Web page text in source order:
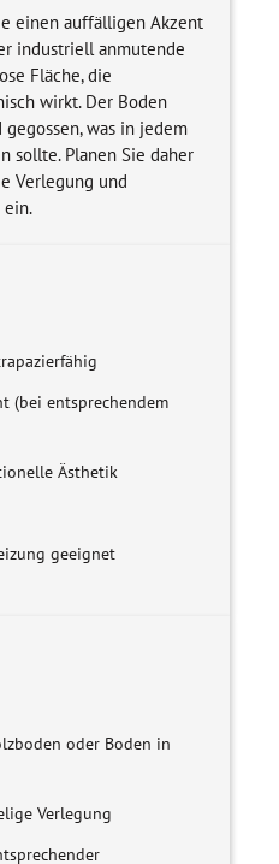
einen auffälligen Akzent
industriell anmutende
Fläche, die
wirkt. Der Boden
was in jedem
sollte. Planen Sie daher
Verlegung und
ein.
(bei entsprechendem
Ästhetik
geeignet
oder Boden in
Verlegung